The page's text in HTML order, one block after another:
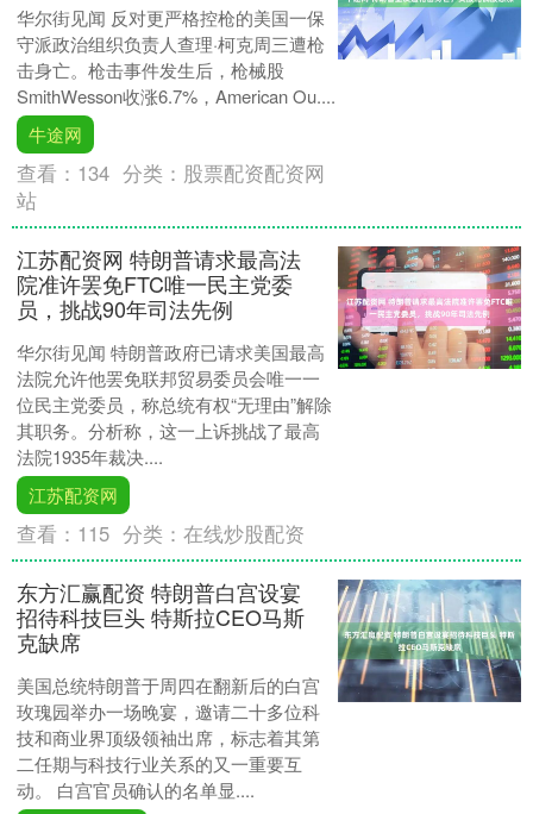
华尔街见闻 反对更严格控枪的美国一保
守派政治组织负责人查理·柯克周三遭枪
击身亡。枪击事件发生后，枪械股
SmithWesson收涨6.7%，American Ou....
牛途网
查看： 134 分类： 股票配资配资网
站
江苏配资网 特朗普请求最高法
院准许罢免FTC唯一民主党委
员，挑战90年司法先例
华尔街见闻 特朗普政府已请求美国最高
法院允许他罢免联邦贸易委员会唯一一
位民主党委员，称总统有权“无理由”解除
其职务。分析称，这一上诉挑战了最高
法院1935年裁决....
江苏配资网
查看： 115 分类：在线炒股配资
东方汇赢配资 特朗普白宫设宴
招待科技巨头 特斯拉CEO马斯
克缺席
美国总统特朗普于周四在翻新后的白宫
玫瑰园举办一场晚宴，邀请二十多位科
技和商业界顶级领袖出席，标志着其第
二任期与科技行业关系的又一重要互
动。 白宫官员确认的名单显....